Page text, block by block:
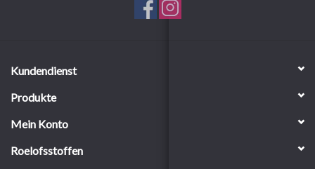
Kundendienst
Produkte
Mein Konto
Roelofsstoffen